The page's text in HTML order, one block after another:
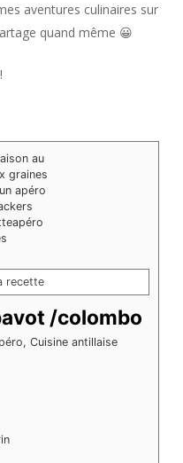
aventures culinaires sur
quand même 😀
recette
/colombo
Cuisine antillaise